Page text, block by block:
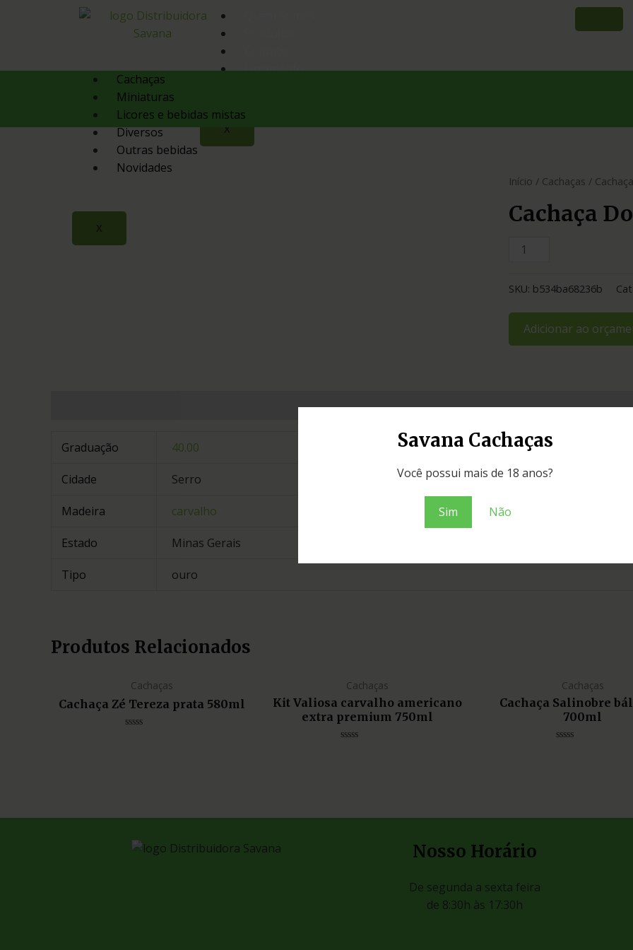
Savana Cachaças
Você possui mais de 18 anos?
Sim Não
Orçamento
X
Cachaças
Miniaturas
Licores e bebidas mistas
Diversos
Outras bebidas
Novidades
X
Início / Cachaças /
Cachaça
SKU: b534ba68236b
Adicionar ao
Graduação 40.00
Cidade Serro
Madeira carvalho
Estado Minas Gerais
Tipo ouro
Produtos Relacionados
Cachaças
Cachaça Zé Tereza prata 580ml
Cachaças
Kit Valiosa carvalho americano
extra premium 750ml
Cachaças
Cachaça Salinobre
700ml
Nosso Horário
De segunda a sexta feira
de 8:30h às 17:30h